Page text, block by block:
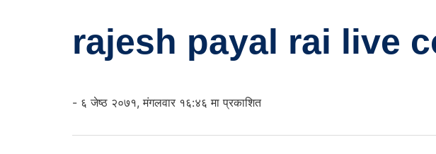
rajesh payal rai live
- ६ जेष्ठ २०७१, मंगलवार १६:४६ मा प्रकाशित